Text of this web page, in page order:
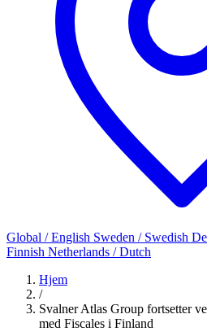
Global / English Sweden / Swedish
Finnish Netherlands / Dutch
Hjem
/
Svalner Atlas Group fortsetter
med Fiscales i Finland